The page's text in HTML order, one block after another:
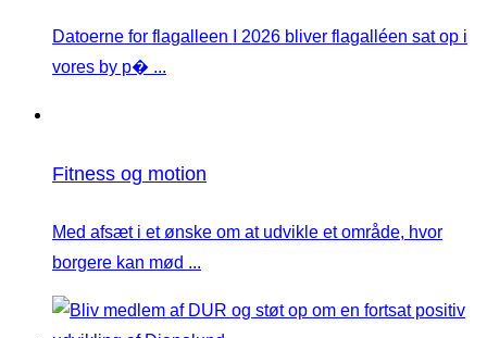
Datoerne for flagalleen I 2026 bliver flagalléen sat op i
vores by p� ...
Fitness og motion
Med afsæt i et ønske om at udvikle et område, hvor
borgere kan mød ...